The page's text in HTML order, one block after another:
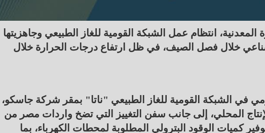
انتظام عمل الشبكة القومية للغاز الطبيعي وجاهزيتها
خلال فصل الصيف، في ظل ارتفاع درجات الحرارة خلال
في الشبكة القومية للغاز الطبيعي "ناتا" بمقر شركة جاسكو،
المحلي، إلى جانب سفن التغييز التي تضخ واردات مصر من
كميات الوقود البترولي المطلوبة لمحطات الكهرباء، بما